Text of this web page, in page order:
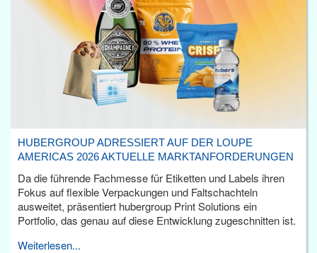
HUBERGROUP ADRESSIERT AUF DER LOUPE
AMERICAS 2026 AKTUELLE MARKTANFORDERUNGEN
Da die führende Fachmesse für Etiketten und Labels ihren
Fokus auf flexible Verpackungen und Faltschachteln
ausweitet, präsentiert hubergroup Print Solutions ein
Portfolio, das genau auf diese Entwicklung zugeschnitten ist.
Weiterlesen...